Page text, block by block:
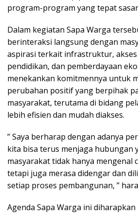
program-program yang tepat
Dalam kegiatan Sapa Warga
berinteraksi langsung dengan
aspirasi terkait infrastruktur, akses
pendidikan, dan pemberdayaan
menekankan komitmennya untuk
perubahan positif yang berpihak
masyarakat, terutama di bidang
lebih efisien dan mudah diakses.
” Saya berharap dengan adanya
kita bisa terus menjaga hubungan
masyarakat tidak hanya mengenal
tetapi juga merasa didengar dan
setiap proses pembangunan, ”
Agenda Sapa Warga ini diharapkan